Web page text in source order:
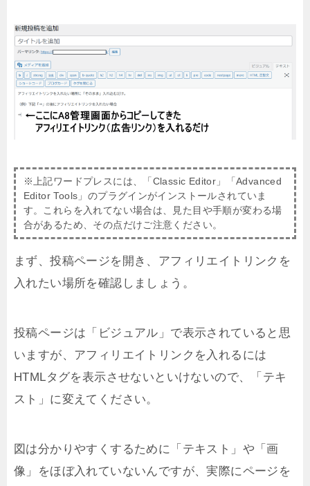
※上記ワードプレスには、「Classic Editor」「Advanced
Editor Tools」のプラグインがインストールされていま
す。これらを入れてない場合は、見た目や手順が変わる場
合があるため、その点だけご注意ください。
まず、投稿ページを開き、アフィリエイトリンクを
入れたい場所を確認しましょう。
投稿ページは「ビジュアル」で表示されていると思
いますが、アフィリエイトリンクを入れるには
HTMLタグを表示させないといけないので、「テキ
スト」に変えてください。
図は分かりやすくするために「テキスト」や「画
像」をほぼ入れていないんですが、実際にページを